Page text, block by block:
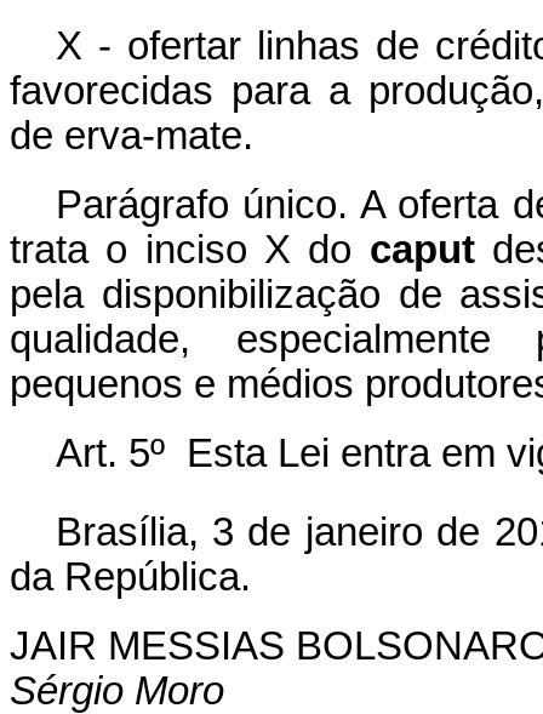
X - ofertar linhas de
favorecidas para a
de erva-mate.
Parágrafo único. A oferta
trata o inciso X do caput
pela disponibilização de
qualidade,
pequenos e médios
Art. 5º Esta Lei entra em
Brasília, 3 de janeiro de
da República.
JAIR MESSIAS
Sérgio Moro